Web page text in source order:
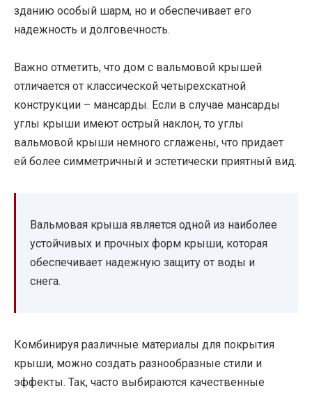
зданию особый шарм, но и обеспечивает его
надежность и долговечность.
Важно отметить, что дом с вальмовой крышей
отличается от классической четырехскатной
конструкции – мансарды. Если в случае мансарды
углы крыши имеют острый наклон, то углы
вальмовой крыши немного сглажены, что придает
ей более симметричный и эстетически приятный вид.
Вальмовая крыша является одной из наиболее
устойчивых и прочных форм крыши, которая
обеспечивает надежную защиту от воды и
снега.
Комбинируя различные материалы для покрытия
крыши, можно создать разнообразные стили и
эффекты. Так, часто выбираются качественные